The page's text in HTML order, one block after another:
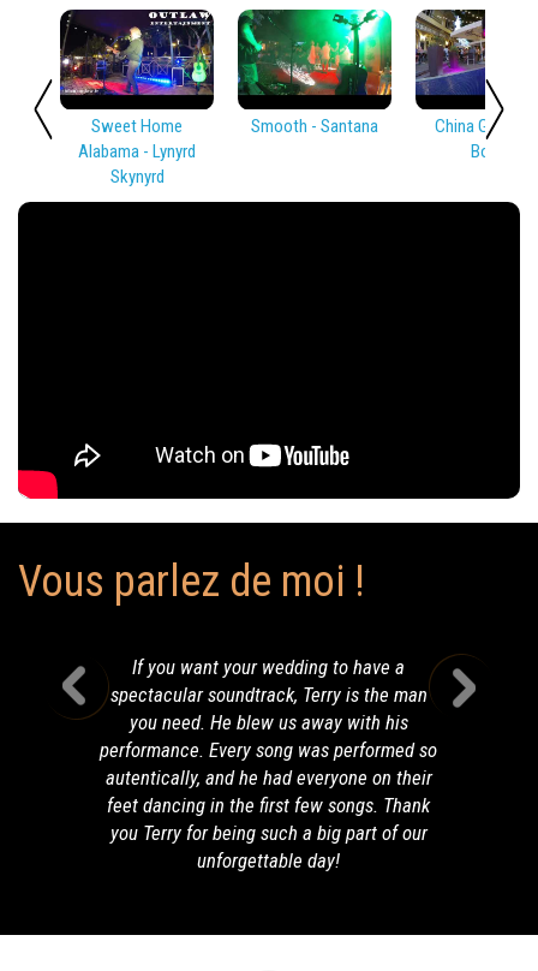
Sweet Home
Alabama - Lynyrd
Skynyrd
Smooth - Santana
China Girl -
Bowie
Vous parlez de moi !
If you want your wedding to have a
spectacular soundtrack, Terry is the man
you need. He blew us away with his
performance. Every song was performed so
autentically, and he had everyone on their
feet dancing in the first few songs. Thank
you Terry for being such a big part of our
unforgettable day!